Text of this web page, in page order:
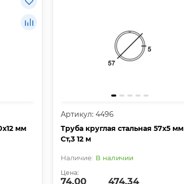
мм
Артикул: 4496
Труба круглая стальная 57х5 мм
Ст,3 12 м
В наличии
Цена:
74.00 474.34